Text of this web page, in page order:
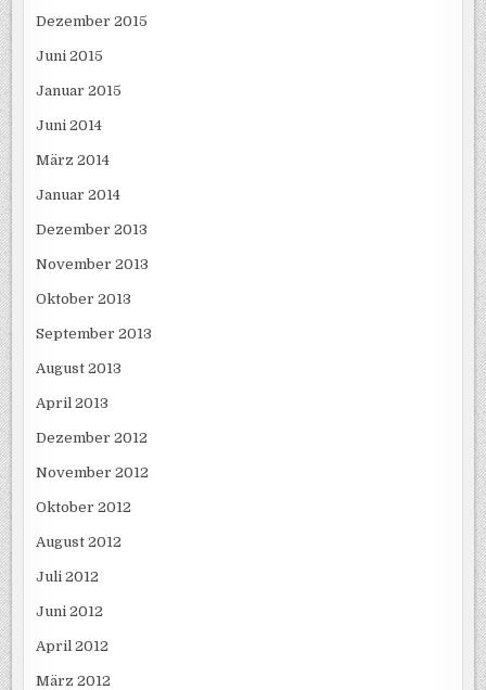
Dezember 2015
Juni 2015
Januar 2015
Juni 2014
März 2014
Januar 2014
Dezember 2013
November 2013
Oktober 2013
September 2013
August 2013
April 2013
Dezember 2012
November 2012
Oktober 2012
August 2012
Juli 2012
Juni 2012
April 2012
März 2012